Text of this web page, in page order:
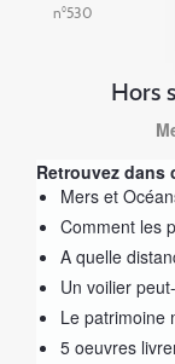
n°530
Hors
Retrouvez dans
Mers et
Comment les
A quelle
Un voilier
Le patrimoine
5 oeuvres